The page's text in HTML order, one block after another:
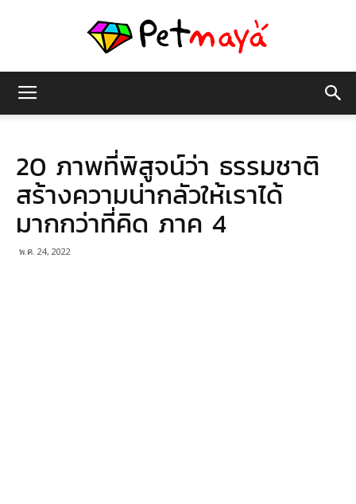
มายา
20 ภาพที่พิสูจน์ว่า ธรรมชาติ
สร้างความน่ากลัวให้เราได้
มากกว่าที่คิด ภาค 4
พ.ค. 24, 2022